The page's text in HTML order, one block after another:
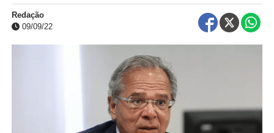
Redação
09/09/22